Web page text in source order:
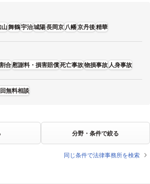
山舞鶴宇治城陽長岡京八幡京丹後精華
合慰謝料・損害賠償死亡事故物損事故人身事故
無料相談
分野・条件で絞る
同じ条件で法律事務所を検索